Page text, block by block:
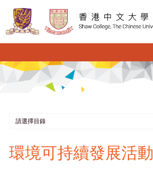
請選擇目錄
環境可持續發展活動